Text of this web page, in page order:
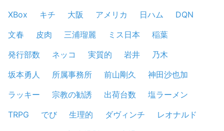
XBox
キチ 大阪 アメリカ 日ハム
DQN
文春
皮肉 三浦瑠麗 ミス日本
稲葉
発行部数
ネッコ 実質的 岩井
乃木
坂本勇人
所属事務所 前山剛久
神田沙也加
ラッキー
宗教の勧誘 出荷台数
塩ラーメン
TRPG
でび 生理的 ダヴィンチ
レオナルド